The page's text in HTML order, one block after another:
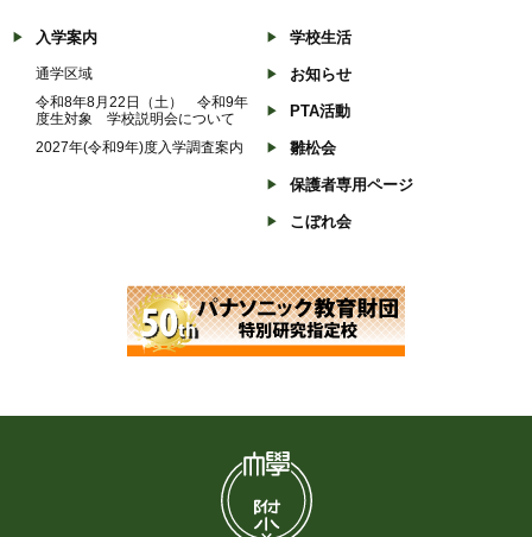
入学案内
通学区域
令和8年8月22日（土） 令和9年
度生対象 学校説明会について
2027年(令和9年)度入学調査案内
学校生活
お知らせ
PTA活動
雛松会
保護者専用ページ
こぼれ会